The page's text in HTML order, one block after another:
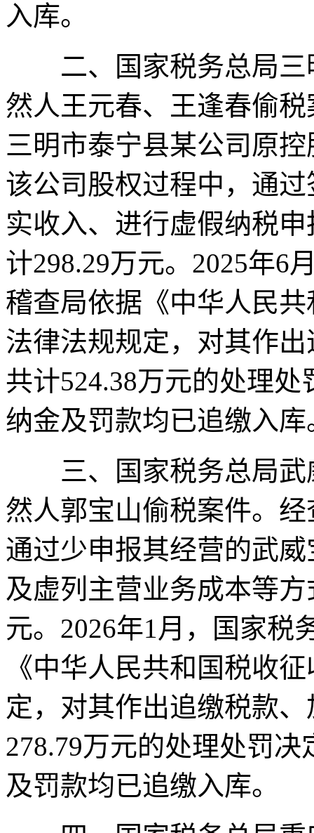
入库。
二、国家税务总局三
然人王元春、王逢春偷
三明市泰宁县某公司原
该公司股权过程中，通
实收入、进行虚假纳税
计298.29万元。2025年6
稽查局依据《中华人民
法律法规规定，对其作
共计524.38万元的处理
纳金及罚款均已追缴入库
三、国家税务总局武
然人郭宝山偷税案件。
通过少申报其经营的武
及虚列主营业务成本等
元。2026年1月，国家税
《中华人民共和国税收
定，对其作出追缴税款
278.79万元的处理处罚
及罚款均已追缴入库。